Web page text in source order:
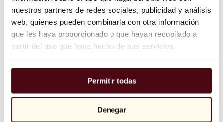
nuestros partners de redes sociales, publicidad y análisis
web, quienes pueden combinarla con otra información
que les haya proporcionado o que hayan recopilado a
partir del uso que haya hecho de sus servicios.
Permitir todas
Denegar
Balloon Dog (Orange)
Jeff Koons
10.000 €
Explorar
Todos los escultores
Todos los fotógrafos